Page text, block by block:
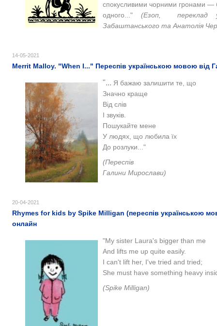
спокусливими чорними гронами —
одного..." (Езоп,
переклад
Забаштанського та Анатолія
14-05-2021
Merrit Malloy. "When I..." Переспів українською мовою від
"... Я бажаю залишити те, що
Значно краще
Від слів
І звуків.
Пошукайте мене
У людях, що любила їх
До розлуки..."
(Переспів
Галини Мирослави)
20-04-2021
Rhymes for kids by Spike Milligan (переспів українською
онлайн
"My sister Laura's bigger than me
And lifts me up quite easily.
I can't lift her, I've tried and tried;
She must have something heavy
(Spike Milligan)